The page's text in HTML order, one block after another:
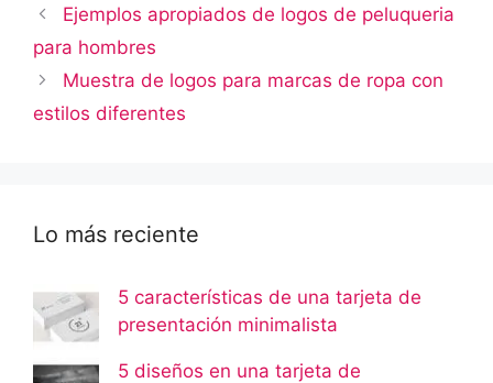
Ejemplos apropiados de logos de peluqueria
para hombres
Muestra de logos para marcas de ropa con
estilos diferentes
Lo más reciente
5 características de una tarjeta de
presentación minimalista
5 diseños en una tarjeta de